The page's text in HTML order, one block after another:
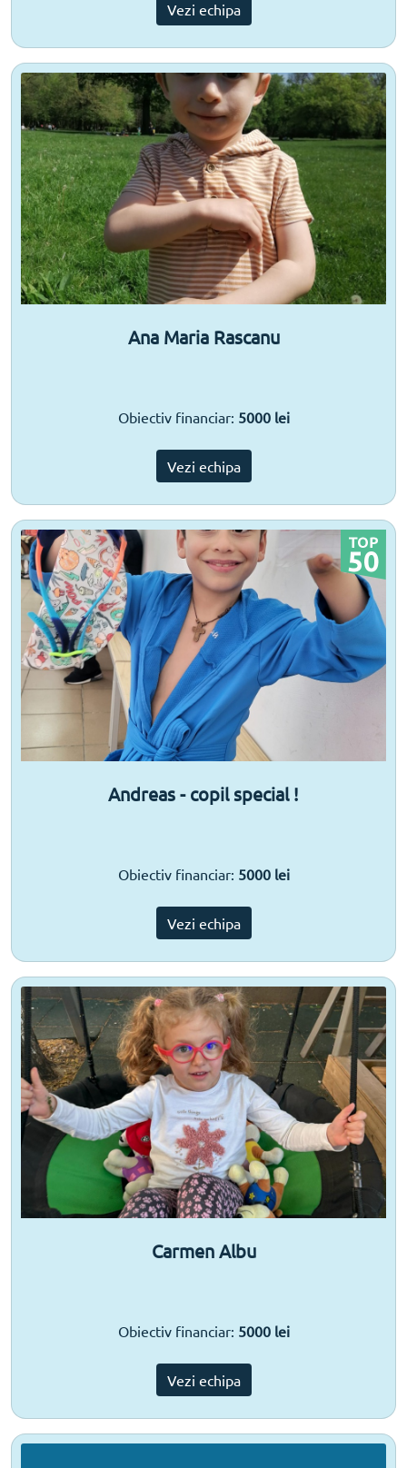
Vezi echipa
Ana Maria Rascanu
Obiectiv financiar: 5000 lei
Vezi echipa
Andreas - copil special !
Obiectiv financiar: 5000 lei
Vezi echipa
Carmen Albu
Obiectiv financiar: 5000 lei
Vezi echipa